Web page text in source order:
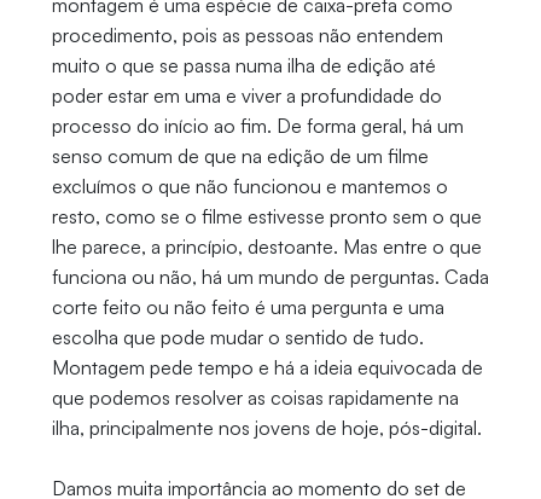
montagem é uma espécie de caixa-preta como
procedimento, pois as pessoas não entendem
muito o que se passa numa ilha de edição até
poder estar em uma e viver a profundidade do
processo do início ao fim. De forma geral, há um
senso comum de que na edição de um filme
excluímos o que não funcionou e mantemos o
resto, como se o filme estivesse pronto sem o que
lhe parece, a princípio, destoante. Mas entre o que
funciona ou não, há um mundo de perguntas. Cada
corte feito ou não feito é uma pergunta e uma
escolha que pode mudar o sentido de tudo.
Montagem pede tempo e há a ideia equivocada de
que podemos resolver as coisas rapidamente na
ilha, principalmente nos jovens de hoje, pós-digital.
Damos muita importância ao momento do set de